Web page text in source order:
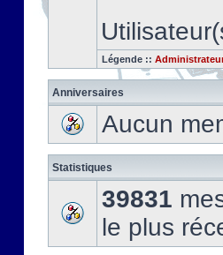
Légende ::
Anniversaires
Aucun
Statistiques
39831
le plus